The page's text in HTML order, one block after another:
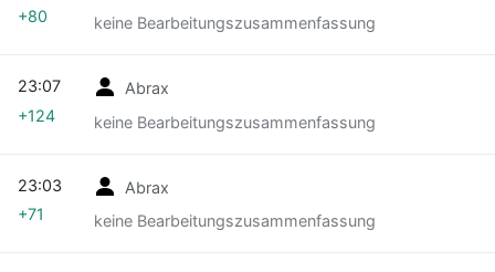
keine Bearbeitungszusammenfassung
+80
Abrax
keine Bearbeitungszusammenfassung
23:07
+124
Abrax
keine Bearbeitungszusammenfassung
23:03
+71